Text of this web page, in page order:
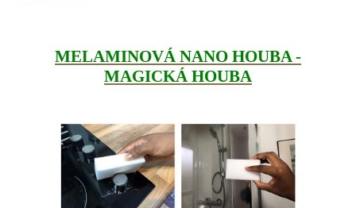
MELAMINOVÁ NANO HOUBA -
MAGICKÁ HOUBA